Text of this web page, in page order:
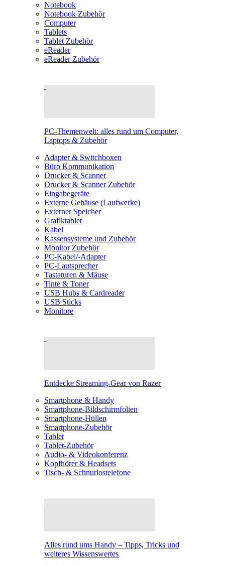
Notebook
Notebook Zubehör
Computer
Tablets
Tablet Zubehör
eReader
eReader Zubehör
PC-Themenwelt: alles rund um Computer,
Laptops & Zubehör
Adapter & Switchboxen
Büro Kommunikation
Drucker & Scanner
Drucker & Scanner Zubehör
Eingabegeräte
Externe Gehäuse (Laufwerke)
Externer Speicher
Grafiktablet
Kabel
Kassensysteme und Zubehör
Monitor Zubehör
PC-Kabel/-Adapter
PC-Lautsprecher
Tastaturen & Mäuse
Tinte & Toner
USB Hubs & Cardreader
USB Sticks
Monitore
Entdecke Streaming-Gear von Razer
Smartphone & Handy
Smartphone-Bildschirmfolien
Smartphone-Hüllen
Smartphone-Zubehör
Tablet
Tablet-Zubehör
Audio- & Videokonferenz
Kopfhörer & Headsets
Tisch- & Schnurlostelefone
Alles rund ums Handy – Tipps, Tricks und
weiteres Wissenswertes